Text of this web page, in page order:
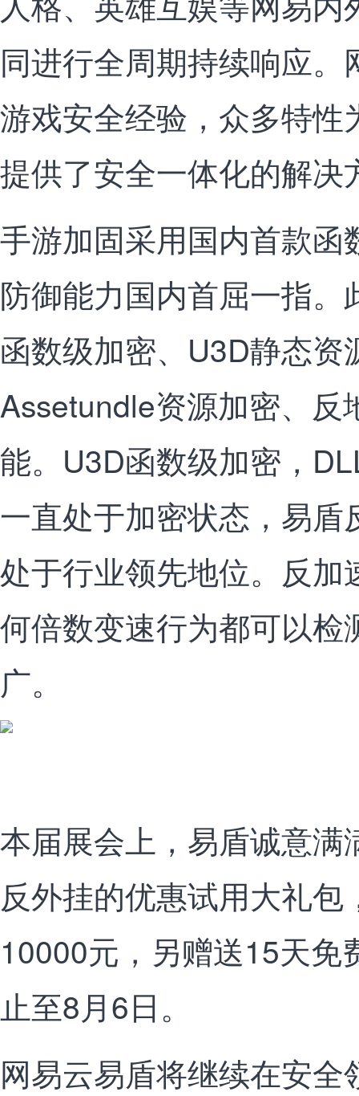
同进行全周期持续响应
游戏安全经验，众多特性
提供了安全一体化的解决
手游加固采用国内首款函
防御能力国内首屈一指
函数级加密、U3D静态资
Assetundle资源加密、反
能。U3D函数级加密，
一直处于加密状态，易
处于行业领先地位。反加
何倍数变速行为都可以检
广。
本届展会上，易盾诚意满
反外挂的优惠试用大礼包
10000元，另赠送15天免
止至8月6日。
网易云易盾将继续在安